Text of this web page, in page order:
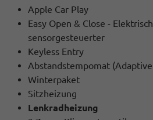
Apple Car Play
Easy Open & Close -
sensorgesteuerter
Keyless Entry
Abstandstempomat
Winterpaket
Sitzheizung
Lenkradheizung